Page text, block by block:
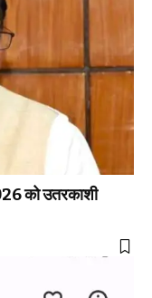
को उतरकाशी